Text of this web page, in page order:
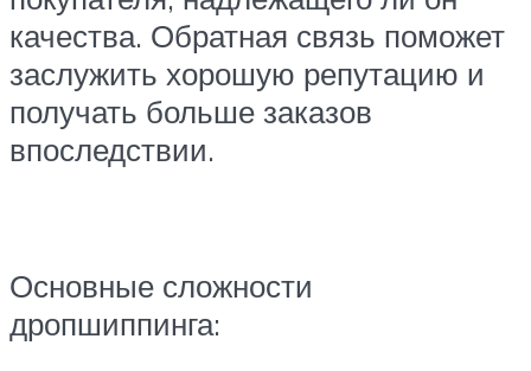
качества. Обратная связь поможет
заслужить хорошую репутацию и
получать больше заказов
впоследствии.
Основные сложности
дропшиппинга: